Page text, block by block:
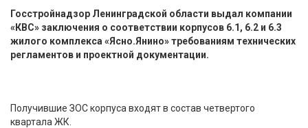
Госстройнадзор Ленинградской области выдал компании
«КВС» заключения о соответствии корпусов 6.1, 6.2 и 6.3
жилого комплекса «Ясно.Янино» требованиям технических
регламентов и проектной документации.
Получившие ЗОС корпуса входят в состав четвертого
квартала ЖК.